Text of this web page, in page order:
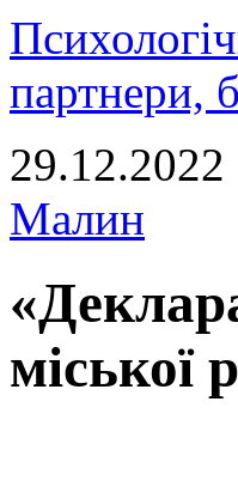
партнери,
29.12.2022
Малин
міської